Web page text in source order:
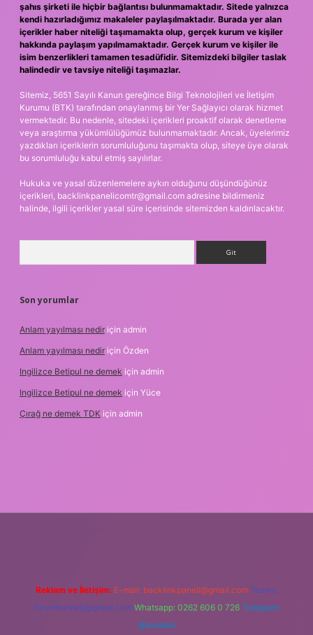
şahıs şirketi ile hiçbir bağlantısı bulunmamaktadır. Sitede yalnızca
kendi hazırladığımız makaleler paylaşılmaktadır. Burada yer alan
içerikler haber niteliği taşımamakta olup, gerçek kurum ve kişiler
hakkında paylaşım yapılmamaktadır. Gerçek kurum ve kişiler ile
isim benzerlikleri tamamen tesadüfidir. Sitemizdeki bilgiler taslak
halindedir ve tavsiye niteliği taşımazlar.
Sitemiz, 5651 Sayılı Kanun gereğince Bilgi Teknolojileri ve İletişim
Kurumu (BTK) tarafından onaylanmış bir Yer Sağlayıcı olarak hizmet
vermektedir. Bu nedenle, sitedeki içerikleri proaktif olarak denetleme
veya araştırma yükümlülüğümüz bulunmamaktadır. Ancak, üyelerimiz
yazdıkları içeriklerin sorumluluğunu taşımakta olup, siteye üye olarak
bu sorumluluğu kabul etmiş sayılırlar.
Hukuka ve yasal düzenlemelere aykırı olduğunu düşündüğünüz
içerikleri, backlinkpanelicomtr@gmail.com adresine bildirmeniz
halinde, ilgili içerikler yasal süre içerisinde sitemizden kaldırılacaktır.
Son yorumlar
Anlam yayılması nedir için admin
Anlam yayılması nedir için Özden
Ingilizce Betipul ne demek için admin
Ingilizce Betipul ne demek için Yüce
Çırağ ne demek TDK için admin
Reklam ve İletişim: E-mail: backlinkpaneli@gmail.com Teams:
forumhizmeti@gmail.com Whatsapp: 0262 606 0 726 Telegram:
@karabul